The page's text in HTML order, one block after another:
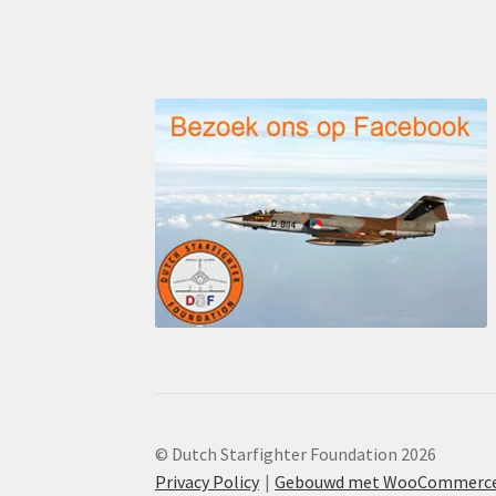
© Dutch Starfighter Foundation 2026
Privacy Policy
Gebouwd met